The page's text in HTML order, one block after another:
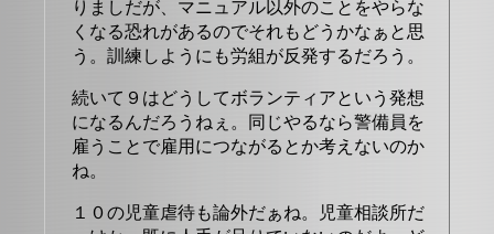
りましだが、マニュアル以外のことをやらな
くなる恐れがあるのでそれもどうかなぁと思
う。訓練しようにも労組が反発するだろう。
続いて９はどうしてボランティアという発想
になるんだろうねぇ。同じやるなら警備員を
雇うことで雇用につながるとか考えないのか
ね。
１０の児童虐待も論外だぁね。児童相談所だ